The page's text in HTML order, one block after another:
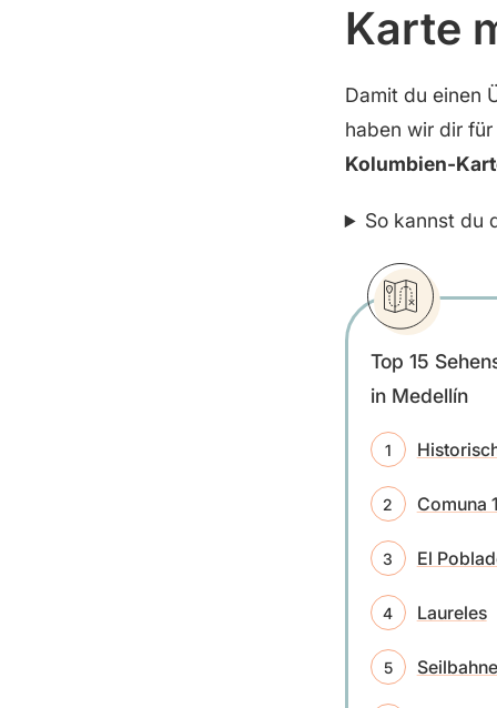
Karte
Damit du einen
haben wir dir
Kolumbien-
So kannst du
Top 15
in Medellín
Comuna
El
Laureles